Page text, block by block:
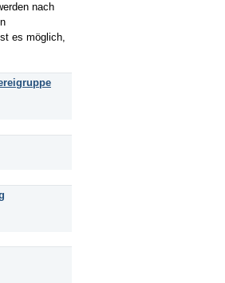
nach
es möglich,